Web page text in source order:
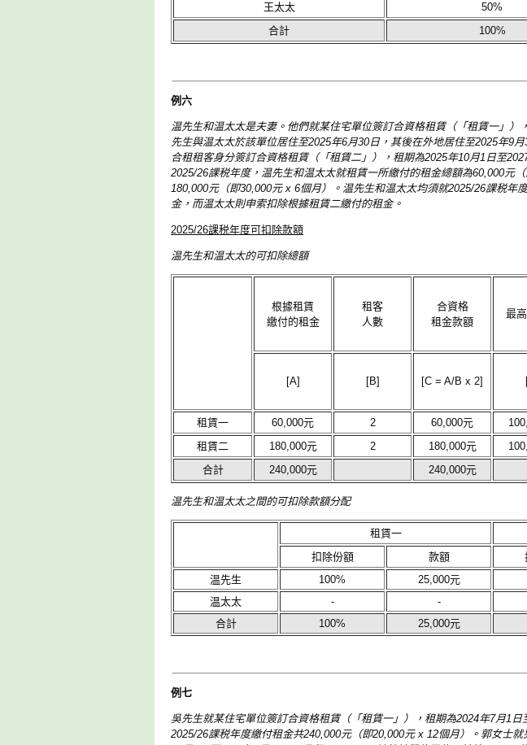
王太太
50%
合計
100%
例六
温先生和温太太是夫妻。他們就某住宅單位簽訂合資格租賃（「租賃一」
先生與温太太於該單位居住至2025年6月30日，其後在外地居住至2025年9
合租租客身分簽訂合資格租賃（「租賃二」），租期為2025年10月1日至
2025/26課税年度，温先生和温太太就租賃一所繳付的租金總額為60,000元
180,000元（即30,000元 x 6個月）。温先生和温太太均須就2025/26課税年
金，而温太太則申索扣除根據租賃二繳付的租金。
2025/26課税年度可扣除款額
温先生和温太太的可扣除總額
根據租賃
繳付的租金
租客
人數
合資格
租金款額
最
[A] [B] [C = A/B x 2]
租賃一 60,000元 2 60,000元
租賃二
180,000元 2 180,000元
合計
240,000元 240,000元
温先生和温太太之間的可扣除款額分配
租賃一
扣除份額
款額
温先生
100% 25,000元
温太太
- -
合計
100% 25,000元
例七
吳先生就某住宅單位簽訂合資格租賃（「租賃一」），租期為2024年7月1
2025/26課税年度繳付租金共240,000元（即20,000元 x 12個月）。郭女士